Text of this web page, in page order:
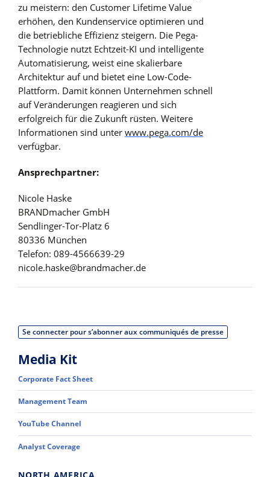
zu meistern: den Customer Lifetime Value
erhöhen, den Kundenservice optimieren und
die betriebliche Effizienz steigern. Die Pega-
Technologie nutzt Echtzeit-KI und intelligente
Automatisierung, weist eine skalierbare
Architektur auf und bietet eine Low-Code-
Plattform. Damit können Unternehmen schnell
auf Veränderungen reagieren und sich
erfolgreich für die Zukunft rüsten. Weitere
Informationen sind unter www.pega.com/de
verfügbar.
Ansprechpartner:
Nicole Haske
BRANDmacher GmbH
Sendlinger-Tor-Platz 6
80336 München
Telefon: 089-4566639-29
nicole.haske@brandmacher.de
Se connecter pour s’abonner aux communiqués de presse
Media Kit
Corporate Fact Sheet
Management Team
YouTube Channel
Analyst Coverage